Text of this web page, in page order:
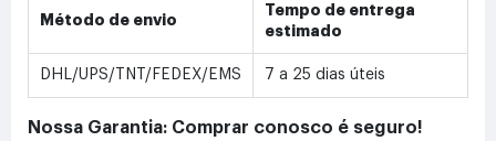
Método de envio
Tempo de entrega
estimado
DHL/UPS/TNT/FEDEX/EMS 7 a 25 dias úteis
Nossa Garantia: Comprar conosco é seguro!